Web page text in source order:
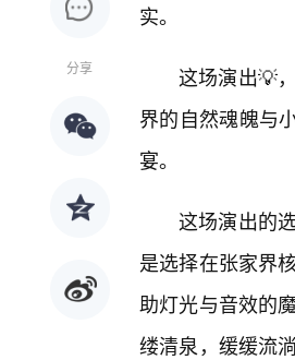
分享
实。
这场演出💡
界的自然魂魄与
宴。
这场演出的
是选择在张家界
助灯光与音效的
缕清泉，缓缓流